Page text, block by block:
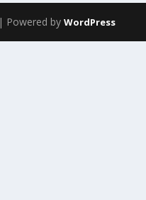
| Powered by WordPress